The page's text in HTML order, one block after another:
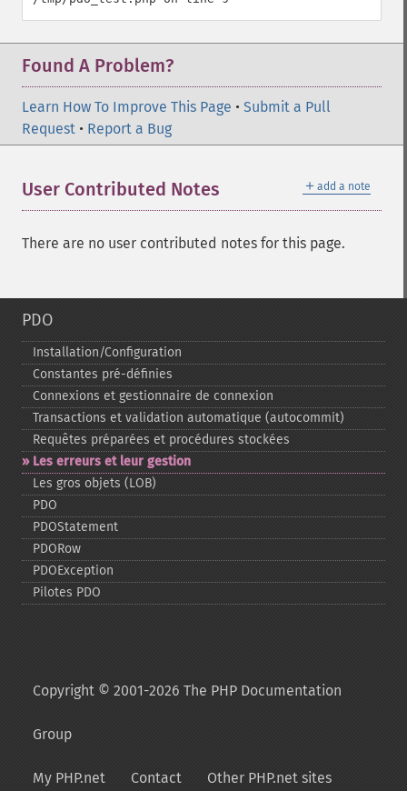
Found A Problem?
Learn How To Improve This Page • Submit a Pull
Request • Report a Bug
＋ add a note
User Contributed Notes
There are no user contributed notes for this page.
PDO
Installation/Configuration
Constantes pré-​définies
Connexions et gestionnaire de connexion
Transactions et validation automatique (autocommit)
Requêtes préparées et procédures stockées
Les erreurs et leur gestion
Les gros objets (LOB)
PDO
PDOStatement
PDORow
PDOException
Pilotes PDO
Copyright © 2001-2026 The PHP Documentation
Group
My PHP.net Contact Other PHP.net sites